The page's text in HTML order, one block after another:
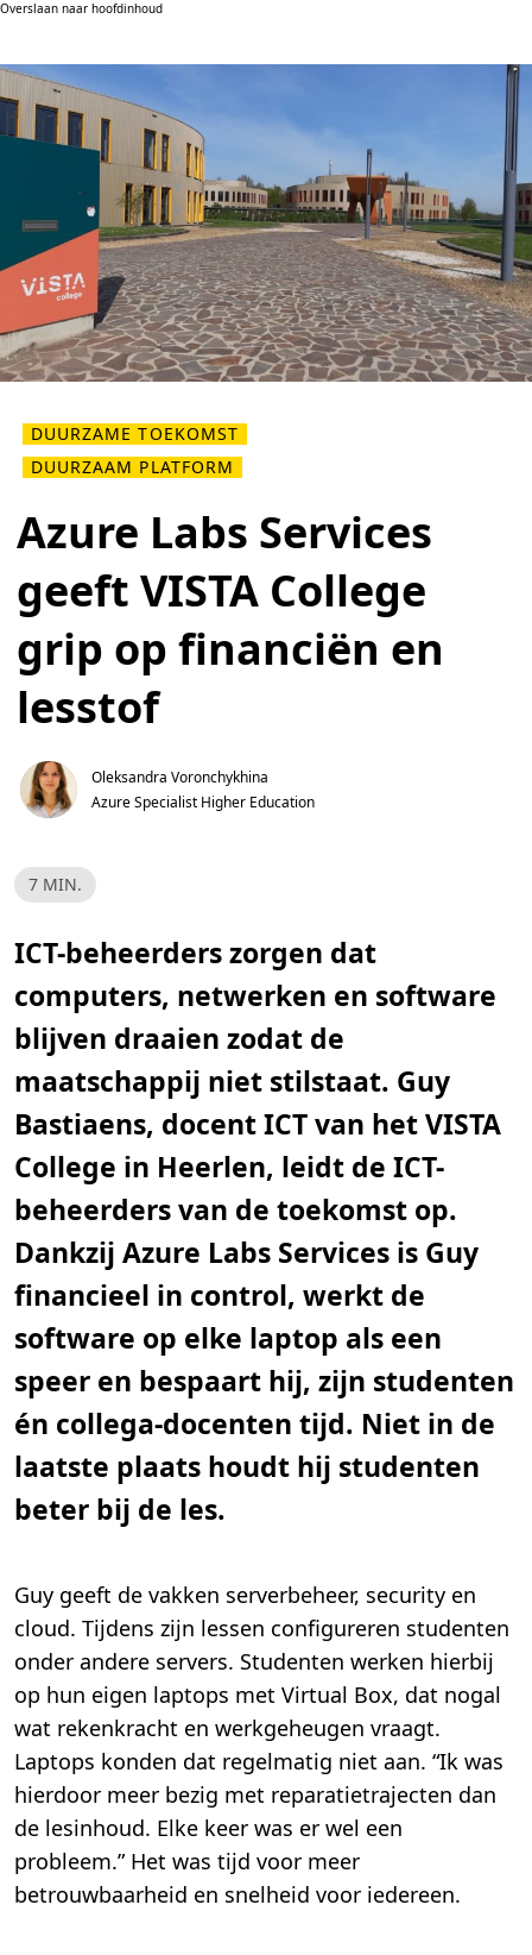
Overslaan naar hoofdinhoud
DUURZAME TOEKOMST
DUURZAAM PLATFORM
Azure Labs Services
geeft VISTA College
grip op financiën en
lesstof
Oleksandra Voronchykhina
Azure Specialist Higher Education
L
e
t
i
d
,
7
m
n
.
7 MIN.
ICT-beheerders zorgen dat
computers, netwerken en software
blijven draaien zodat de
maatschappij niet stilstaat. Guy
Bastiaens, docent ICT van het VISTA
College in Heerlen, leidt de ICT-
beheerders van de toekomst op.
Dankzij Azure Labs Services is Guy
financieel in control, werkt de
software op elke laptop als een
speer en bespaart hij, zijn studenten
én collega-docenten tijd. Niet in de
laatste plaats houdt hij studenten
beter bij de les.
Guy geeft de vakken serverbeheer, security en
cloud. Tijdens zijn lessen configureren studenten
onder andere servers. Studenten werken hierbij
op hun eigen laptops met Virtual Box, dat nogal
wat rekenkracht en werkgeheugen vraagt.
Laptops konden dat regelmatig niet aan. “Ik was
hierdoor meer bezig met reparatietrajecten dan
de lesinhoud. Elke keer was er wel een
probleem.” Het was tijd voor meer
betrouwbaarheid en snelheid voor iedereen.